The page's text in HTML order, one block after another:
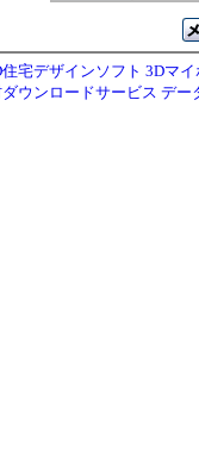
宅デザインソフト 3Dマ
ウンロードサービス デー